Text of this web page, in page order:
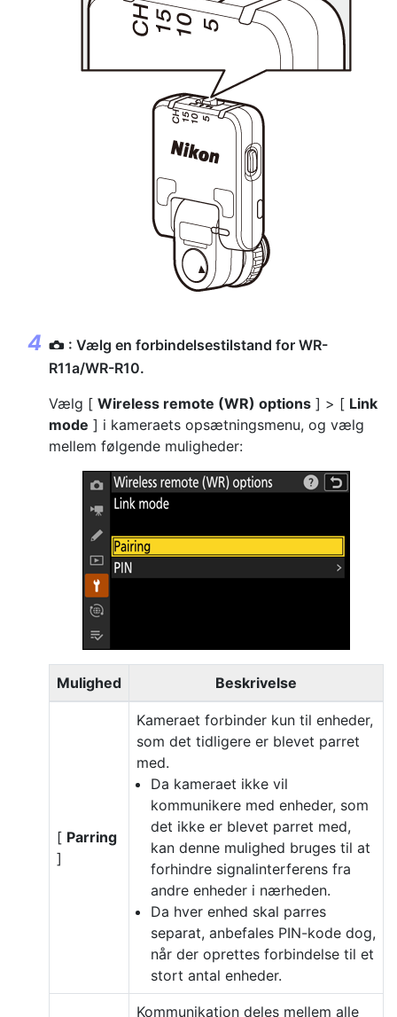
C : Vælg en forbindelsestilstand for WR-
R11a/WR-R10.
Vælg [ Wireless remote (WR) options ] > [ Link
mode ] i kameraets opsætningsmenu, og vælg
mellem følgende muligheder:
Mulighed Beskrivelse
[ Parring
]
Kameraet forbinder kun til enheder,
som det tidligere er blevet parret
med.
Da kameraet ikke vil
kommunikere med enheder, som
det ikke er blevet parret med,
kan denne mulighed bruges til at
forhindre signalinterferens fra
andre enheder i nærheden.
Da hver enhed skal parres
separat, anbefales PIN-kode dog,
når der oprettes forbindelse til et
stort antal enheder.
Kommunikation deles mellem alle